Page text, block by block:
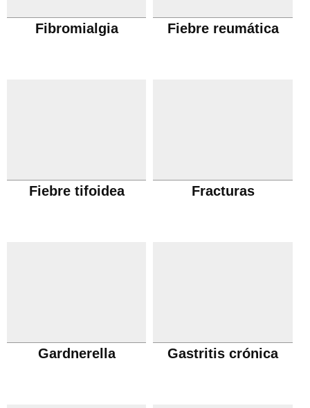
Fibromialgia Fiebre reumática
Fiebre tifoidea Fracturas
Gardnerella Gastritis crónica